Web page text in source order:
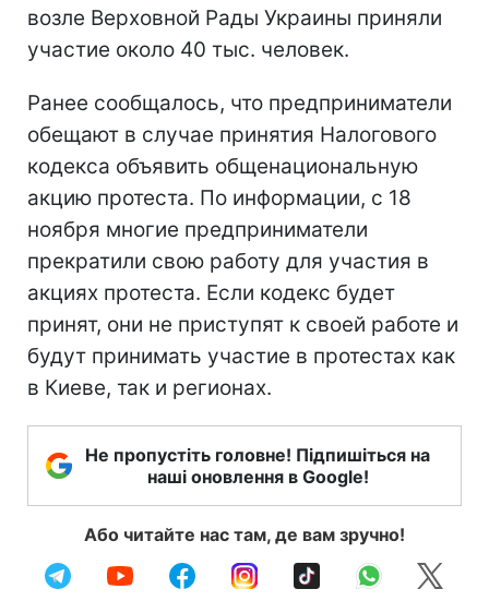
возле Верховной Рады Украины приняли
участие около 40 тыс. человек.
Ранее сообщалось, что предприниматели
обещают в случае принятия Налогового
кодекса объявить общенациональную
акцию протеста. По информации, с 18
ноября многие предприниматели
прекратили свою работу для участия в
акциях протеста. Если кодекс будет
принят, они не приступят к своей работе и
будут принимать участие в протестах как
в Киеве, так и регионах.
Не пропустіть головне! Підпишіться на
наші оновлення в Google!
Або читайте нас там, де вам зручно!